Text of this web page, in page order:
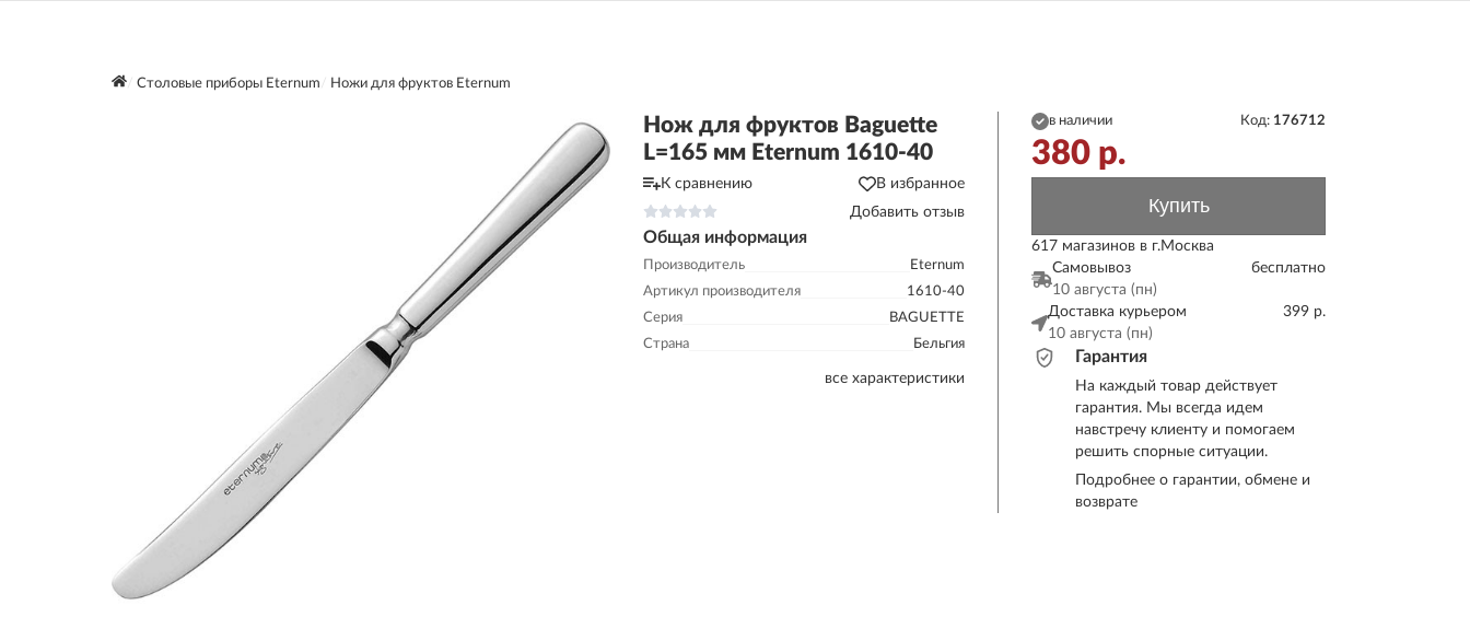
Столовые приборы Eternum Ножи для фруктов Eternum
Нож для фруктов Baguette
L=165 мм Eternum 1610-40
К сравнению
В избранное
Добавить отзыв
Общая информация
Производитель
Eternum
Артикул производителя
1610-40
Серия
BAGUETTE
Страна
Бельгия
все характеристики
в наличии Код: 176712
380 р.
Купить
617 магазинов в г.Москва
Самовывоз
10 августа (пн)
бесплатно
Доставка курьером
10 августа (пн)
399 р.
Гарантия
На каждый товар действует
гарантия. Мы всегда идем
навстречу клиенту и помогаем
решить спорные ситуации.
Подробнее о гарантии, обмене и
возврате